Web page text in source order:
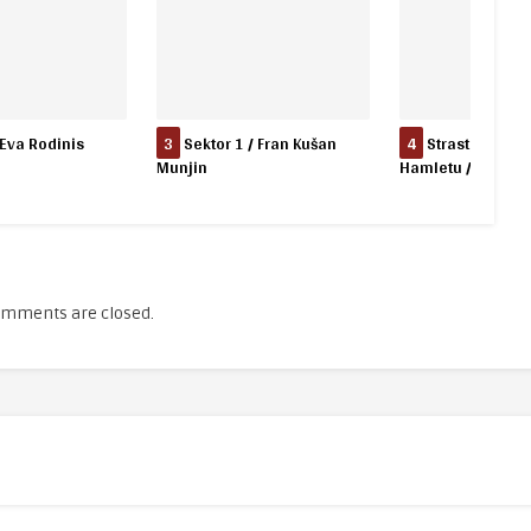
Fran Kušan 4 Strast, ljubav i mržnja u
Hamletu / Marina Hajdarović
5 Knjižna booka
are closed.